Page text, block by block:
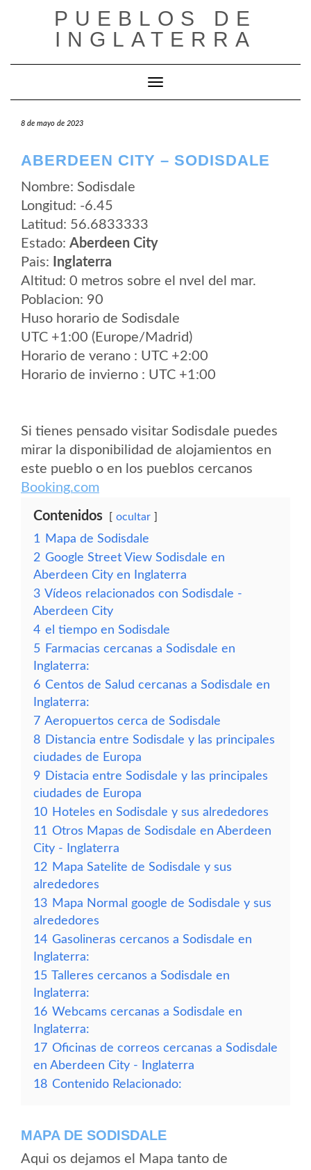
PUEBLOS DE
INGLATERRA
Cambiar modo de navegación
8 de mayo de 2023
ABERDEEN CITY – SODISDALE
Nombre: Sodisdale
Longitud: -6.45
Latitud: 56.6833333
Estado: Aberdeen City
Pais:
Inglaterra
Altitud: 0 metros sobre el nvel del mar.
Poblacion: 90
Huso horario de Sodisdale
UTC +1:00 (Europe/Madrid)
Horario de verano : UTC +2:00
Horario de invierno : UTC +1:00
Si tienes pensado visitar Sodisdale puedes
mirar la disponibilidad de alojamientos en
este pueblo o en los pueblos cercanos
Booking.com
Contenidos ocultar
1
Mapa de Sodisdale
2 Google Street View Sodisdale en
Aberdeen City en Inglaterra
3 Vídeos relacionados con Sodisdale -
Aberdeen City
4 el tiempo en Sodisdale
5 Farmacias cercanas a Sodisdale en
Inglaterra:
6 Centos de Salud cercanas a Sodisdale en
Inglaterra:
7 Aeropuertos cerca de Sodisdale
8 Distancia entre Sodisdale y las principales
ciudades de Europa
9 Distacia entre Sodisdale y las principales
ciudades de Europa
10 Hoteles en Sodisdale y sus alrededores
11 Otros Mapas de Sodisdale en Aberdeen
City - Inglaterra
12 Mapa Satelite de Sodisdale y sus
alrededores
13 Mapa Normal google de Sodisdale y sus
alrededores
14 Gasolineras cercanos a Sodisdale en
Inglaterra:
15 Talleres cercanos a Sodisdale en
Inglaterra:
16 Webcams cercanas a Sodisdale en
Inglaterra:
17 Oficinas de correos cercanas a Sodisdale
en Aberdeen City - Inglaterra
18 Contenido Relacionado:
MAPA DE SODISDALE
Aqui os dejamos el Mapa tanto de